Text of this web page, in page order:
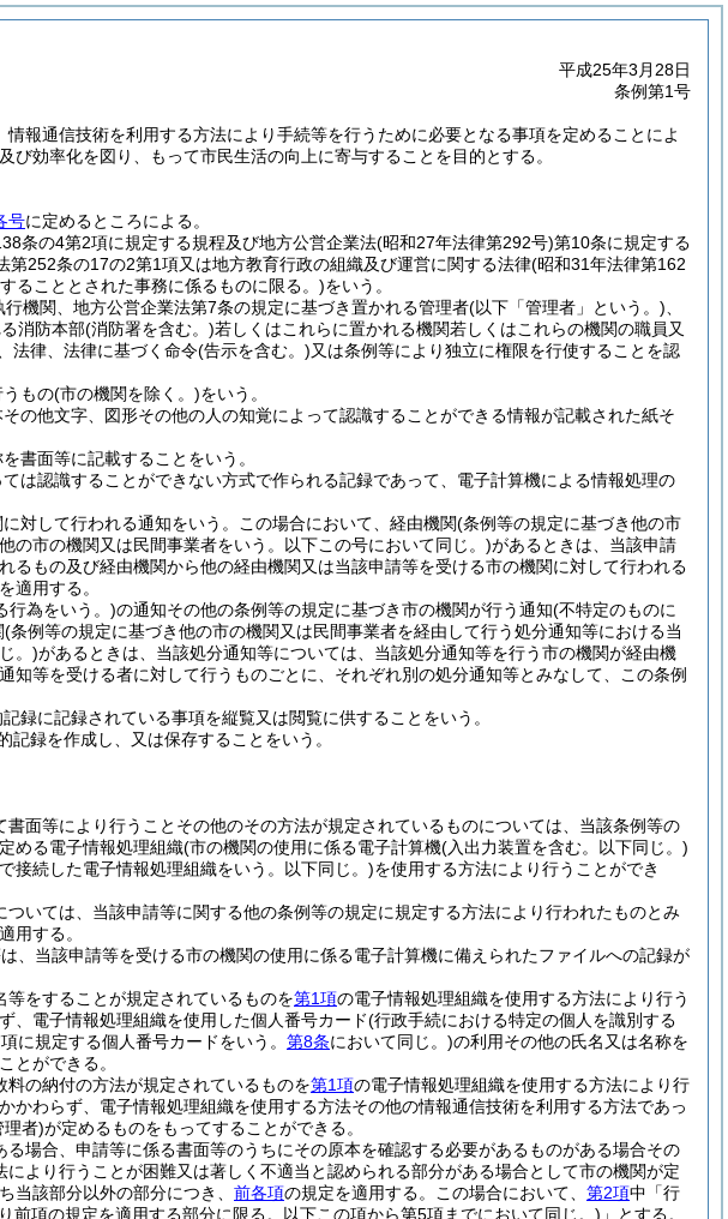
平成25年3月28日
条例第1号
報通信技術を利用する方法により手続等を行うために必要となる事項を定めることによ
効率化を図り、もって市民生活の向上に寄与することを目的とする。
号に定めるところによる。
条の4第2項に規定する規程及び地方公営企業法(昭和27年法律第292号)第10条に規定する
第252条の17の2第1項又は地方教育行政の組織及び運営に関する法律(昭和31年法律第162
ることとされた事務に係るものに限る。)をいう。
機関、地方公営企業法第7条の規定に基づき置かれる管理者(以下「管理者」という。)
消防本部(消防署を含む。)若しくはこれらに置かれる機関若しくはこれらの機関の職員又
法律、法律に基づく命令(告示を含む。)又は条例等により独立に権限を行使することを認
もの(市の機関を除く。)をいう。
他文字、図形その他の人の知覚によって認識することができる情報が記載された紙そ
書面等に記載することをいう。
認識することができない方式で作られる記録であって、電子計算機による情報処理の
対して行われる通知をいう。 この場合において、経由機関(条例等の規定に基づき他の市
の市の機関又は民間事業者をいう。以下この号において同じ。)があるときは、当該申請
るもの及び経由機関から他の経由機関又は当該申請等を受ける市の機関に対して行われる
適用する。
行為をいう。)の通知その他の条例等の規定に基づき市の機関が行う通知(不特定のものに
(条例等の規定に基づき他の市の機関又は民間事業者を経由して行う処分通知等における当
。)があるときは、当該処分通知等については、当該処分通知等を行う市の機関が経由機
知等を受ける者に対して行うものごとに、それぞれ別の処分通知等とみなして、この条例
に記録されている事項を縦覧又は閲覧に供することをいう。
録を作成し、又は保存することをいう。
面等により行うことその他のその方法が規定されているものについては、当該条例等の
める電子情報処理組織(市の機関の使用に係る電子計算機(入出力装置を含む。以下同じ。)
接続した電子情報処理組織をいう。以下同じ。)を使用する方法により行うことができ
いては、当該申請等に関する他の条例等の規定に規定する方法により行われたものとみ
用する。
、当該申請等を受ける市の機関の使用に係る電子計算機に備えられたファイルへの記録が
をすることが規定されているものを第1項の電子情報処理組織を使用する方法により行う
、電子情報処理組織を使用した個人番号カード(行政手続における特定の個人を識別する
に規定する個人番号カードをいう。 第8条において同じ。)の利用その他の氏名又は名称を
とができる。
の納付の方法が規定されているものを第1項の電子情報処理組織を使用する方法により行
かわらず、電子情報処理組織を使用する方法その他の情報通信技術を利用する方法であっ
理者)が定めるものをもってすることができる。
場合、申請等に係る書面等のうちにその原本を確認する必要があるものがある場合その
より行うことが困難又は著しく不適当と認められる部分がある場合として市の機関が定
当該部分以外の部分につき、 前各項の規定を適用する。 この場合において、 第2項中「行
前項の規定を適用する部分に限る。以下この項から第5項までにおいて同じ。) 」とする。